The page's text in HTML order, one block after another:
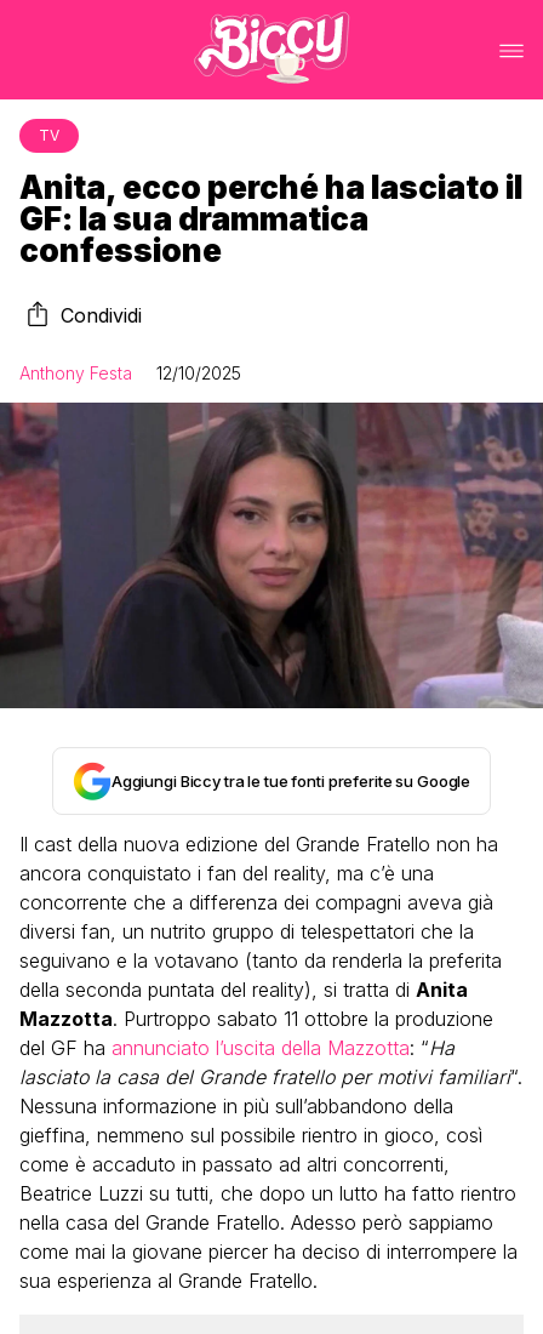
TV
Anita, ecco perché ha lasciato il
GF: la sua drammatica
confessione
Condividi
Anthony Festa 12/10/2025
Aggiungi Biccy tra le tue fonti preferite su Google
Il cast della nuova edizione del Grande Fratello non ha
ancora conquistato i fan del reality, ma c’è una
concorrente che a differenza dei compagni aveva già
diversi fan, un nutrito gruppo di telespettatori che la
seguivano e la votavano (tanto da renderla la preferita
della seconda puntata del reality), si tratta di Anita
Mazzotta. Purtroppo sabato 11 ottobre la produzione
del GF ha annunciato l’uscita della Mazzotta: “Ha
lasciato la casa del Grande fratello per motivi familiari“.
Nessuna informazione in più sull’abbandono della
gieffina, nemmeno sul possibile rientro in gioco, così
come è accaduto in passato ad altri concorrenti,
Beatrice Luzzi su tutti, che dopo un lutto ha fatto rientro
nella casa del Grande Fratello. Adesso però sappiamo
come mai la giovane piercer ha deciso di interrompere la
sua esperienza al Grande Fratello.